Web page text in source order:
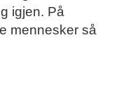
igjen. På
mennesker så